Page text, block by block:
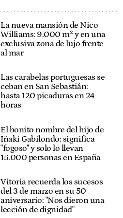
La nueva mansión de Nico
Williams: 9.000 m² y en una
exclusiva zona de lujo frente
al mar
Las carabelas portuguesas se
ceban en San Sebastián:
hasta 120 picaduras en 24
horas
El bonito nombre del hijo de
Iñaki Gabilondo: significa
"fogoso" y solo lo llevan
15.000 personas en España
Vitoria recuerda los sucesos
del 3 de marzo en su 50
aniversario: "Nos dieron una
lección de dignidad"